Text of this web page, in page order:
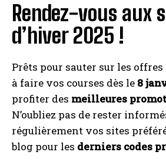
Rendez-vous aux
d’hiver 2025 !
Prêts pour sauter sur les offres
à faire vos courses dès le 8
profiter des meilleures
N’oubliez pas de rester
régulièrement vos sites
blog pour les derniers codes